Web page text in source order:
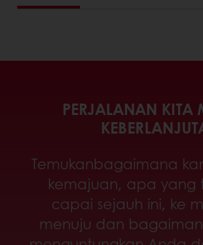
PERJALANAN KITA
Temukanbagaimana
kemajuan, apa yang
capai sejauh ini, ke
menuju dan